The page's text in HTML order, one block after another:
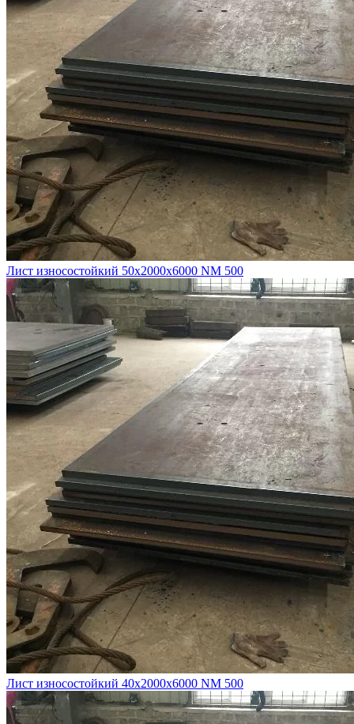
Лист износостойкий 50х2000х6000 NM 500
Лист износостойкий 40х2000х6000 NM 500